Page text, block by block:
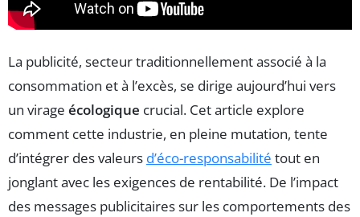
La publicité, secteur traditionnellement associé à la
consommation et à l’excès, se dirige aujourd’hui vers
un virage écologique crucial. Cet article explore
comment cette industrie, en pleine mutation, tente
d’intégrer des valeurs d’éco-responsabilité tout en
jonglant avec les exigences de rentabilité. De l’impact
des messages publicitaires sur les comportements des